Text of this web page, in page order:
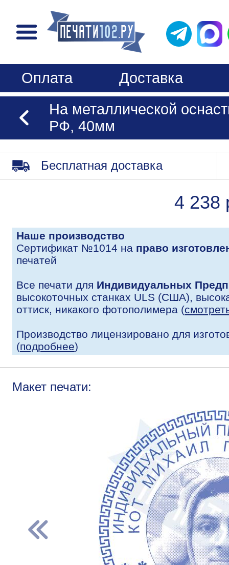
Оплата
Доставка
На металлической
РФ, 40мм
Бесплатная доставка
4 238
Наше производство
Сертификат №1014 на право
печатей
Все печати для Индивидуальных
высокоточных станках ULS (США),
оттиск, никакого фотополимера (
Производство лицензировано для
(подробнее)
Макет печати: